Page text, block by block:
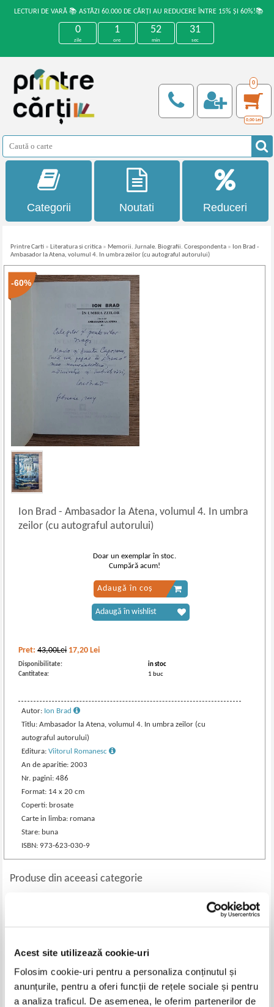
Acest site utilizează cookie-uri
Folosim cookie-uri pentru a personaliza conținutul și
anunțurile, pentru a oferi funcții de rețele sociale și pentru
a analiza traficul. De asemenea, le oferim partenerilor de
LECTURI DE VARĂ 📚 ASTĂZI 60.000 DE CĂRȚI AU REDUCERE ÎNTRE 15% ȘI 60%!📚
0
zile
1
ore
52
min
31
sec
0
0,00 Lei
Categorii Noutati Reduceri
Printre Carti » Literatura si critica » Memorii. Jurnale. Biografii. Corespondenta » Ion Brad -
Ambasador la Atena, volumul 4. In umbra zeilor (cu autograful autorului)
-60%
Ion Brad- Ambasador la Atena, volumul 4. In umbra
zeilor (cu autograful autorului)
Pret:43,00Lei 17,20 Lei
Disponibilitate:
in stoc
Cantitatea:
1 buc
Autor: Ion Brad
Titlu: Ambasador la Atena, volumul 4. In umbra zeilor (cu
autograful autorului)
Editura:Viitorul Romanesc
An de aparitie: 2003
Nr. pagini: 486
Format: 14 x 20 cm
Coperti: brosate
Carte in limba: romana
Stare: buna
ISBN: 973-623-030-9
Doar un exemplar în stoc.
Cumpără acum!
Adaugă în coș
Adaugă în wishlist
Produse din aceeasi categorie
-40%